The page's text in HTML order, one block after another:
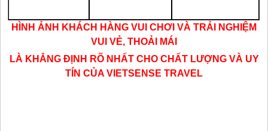
HÌNH ẢNH KHÁCH HÀNG VUI CHƠI VÀ TRẢI NGHIỆM
VUI VẺ, THOẢI MÁI
LÀ KHẲNG ĐỊNH RÕ NHẤT CHO CHẤT LƯỢNG VÀ UY
TÍN CỦA VIETSENSE TRAVEL